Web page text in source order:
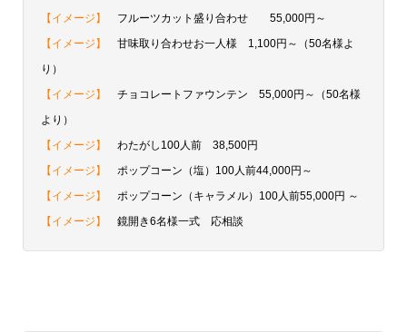
【イメージ】
フルーツカット盛り合わせ 55,000円～
【イメージ】
甘味取り合わせお一人様 1,100円～（50名様よ
り）
【イメージ】
チョコレートファウンテン 55,000円～（50名様
より）
【イメージ】
わたがし100人前 38,500円
【イメージ】
ポップコーン（塩）100人前44,000円～
【イメージ】
ポップコーン（キャラメル）100人前55,000円 ～
【イメージ】
鏡開き6名様一式 応相談